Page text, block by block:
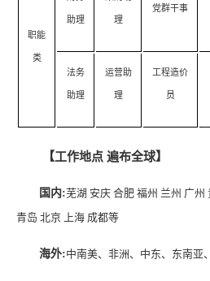
职能
类
助理 理
党群干事
法务
助理
运营助
理
工程造价
员
【工作地点 遍布全球】
国内:芜湖 安庆 合肥 福州 兰州 广州
青岛 北京 上海 成都等
海外:中南美、非洲、中东、东南亚